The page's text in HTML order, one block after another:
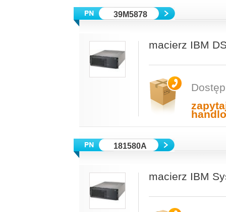
39M5878
macierz IBM
181580A
macierz IBM